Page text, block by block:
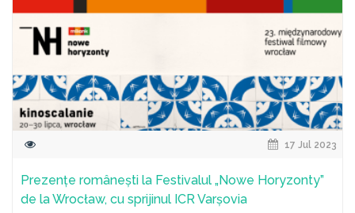
17 Jul 2023
Prezențe românești la Festivalul „Nowe Horyzonty”
de la Wrocław, cu sprijinul ICR Varșovia